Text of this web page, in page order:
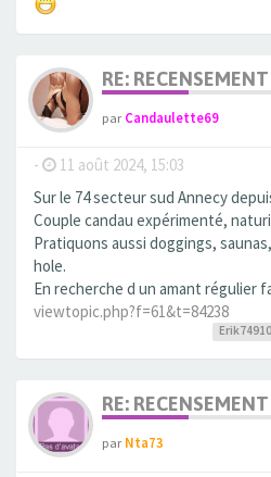
RE:
parCandaulette69
- 11 août 2024, 15:03
Sur le 74 secteur sud Annecy
Couple candau expérimenté,
Pratiquons aussi doggings,
hole.
En recherche d un amant régulier
viewtopic.php?f=61&t=84238
Erik74910
RE:
parNta73